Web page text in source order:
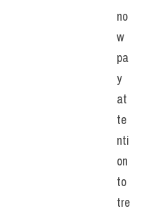
no
w
pa
y
at
te
nti
on
to
tre